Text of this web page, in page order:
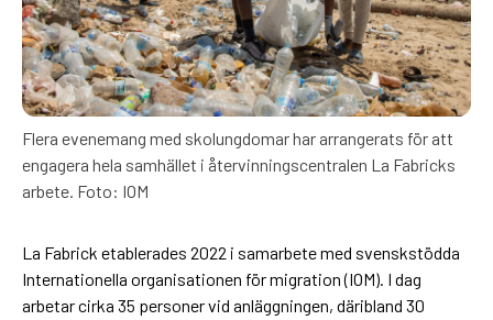
Flera evenemang med skolungdomar har arrangerats för att
engagera hela samhället i återvinningscentralen La Fabricks
arbete. Foto: IOM
La Fabrick etablerades 2022 i samarbete med svenskstödda
Internationella organisationen för migration (IOM). I dag
arbetar cirka 35 personer vid anläggningen, däribland 30